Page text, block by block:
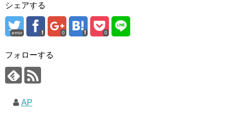
シェアする
error 0 0
フォローする
AP